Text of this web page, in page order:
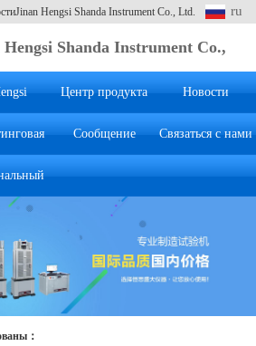
Hengsi Shanda Instrument Co., Ltd. ru
Shanda Instrument Co.,
Центр продукта Новости
Сообщение
клиента
Связаться с нами
：